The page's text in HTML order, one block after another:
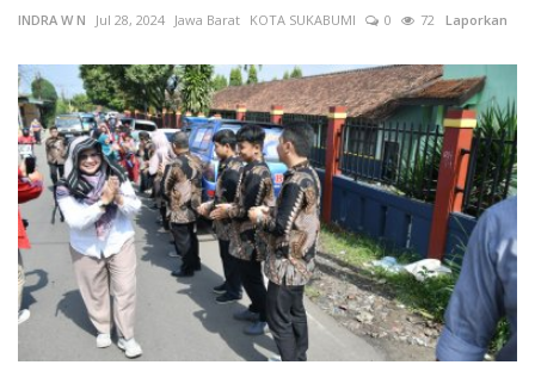
INDRA W N Jul 28, 2024 Jawa Barat KOTA SUKABUMI 0 72 Laporkan